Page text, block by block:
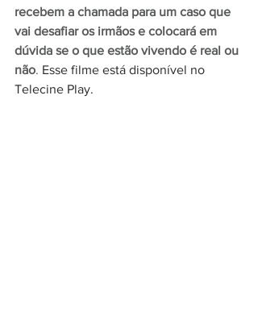
recebem a chamada para um caso que
vai desafiar os irmãos e colocará em
dúvida se o que estão vivendo é real ou
não. Esse filme está disponível no
Telecine Play.